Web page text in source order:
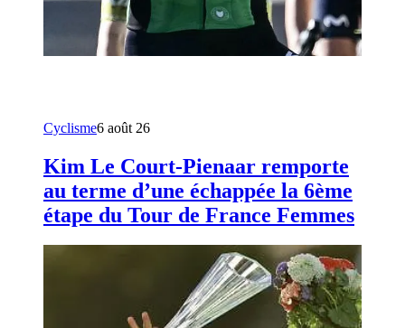
Cyclisme6 août 26
Kim Le Court-Pienaar remporte
au terme d’une échappée la 6ème
étape du Tour de France Femmes